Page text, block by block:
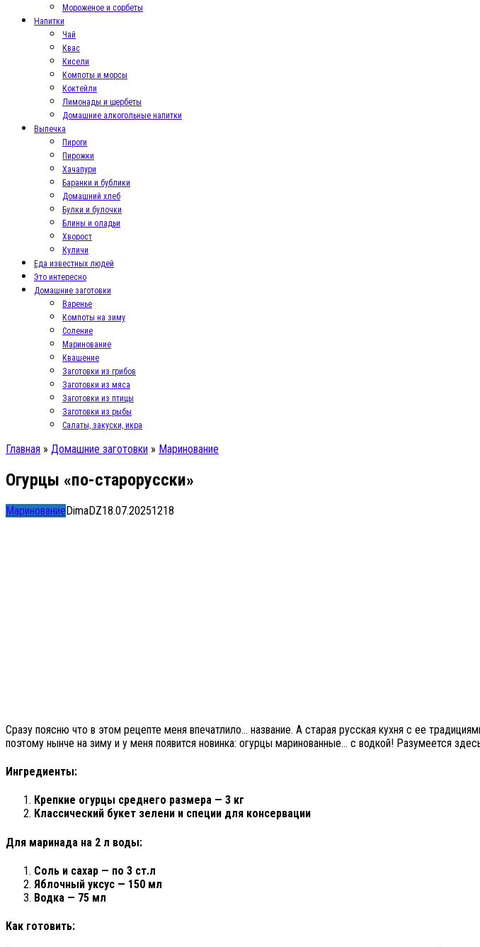
Мороженое и сорбеты
Напитки
Чай
Квас
Кисели
Компоты и морсы
Коктейли
Лимонады и щербеты
Домашние алкогольные напитки
Выпечка
Пироги
Пирожки
Хачапури
Баранки и бублики
Домашний хлеб
Булки и булочки
Блины и оладьи
Хворост
Куличи
Еда известных людей
Это интересно
Домашние заготовки
Варенье
Компоты на зиму
Соление
Маринование
Квашение
Заготовки из грибов
Заготовки из мяса
Заготовки из птицы
Заготовки из рыбы
Салаты, закуски, икра
Главная » Домашние заготовки » Маринование
Огурцы «по-старорусски»
МаринованиеDimaDZ18.07.20251218
Сразу поясню что в этом рецепте меня впечатлило… название. А старая русская кухня с ее
поэтому нынче на зиму и у меня появится новинка: огурцы маринованные… с водкой! Разумеется
Ингредиенты:
Крепкие огурцы среднего размера — 3 кг
Классический букет зелени и специи для консервации
Для маринада на 2 л воды:
Соль и сахар — по 3 ст.л
Яблочный уксус — 150 мл
Водка — 75 мл
Как готовить: